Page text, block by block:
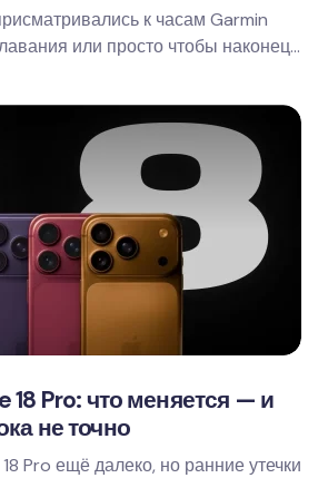
and email in this browser for
комментарий
к часам Garmin
или просто чтобы наконец-
18 Pro: что меняется — и
не точно
Pro ещё далеко, но ранние утечки